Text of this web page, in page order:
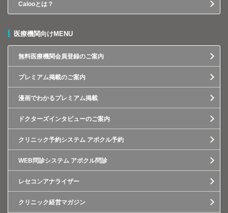
Calooとは？
医療機関向けMENU
無料医療機関会員登録のご案内
プレミアム掲載のご案内
漫画でわかるプレミアム掲載
ドクターズインタビューのご案内
クリニック予約システム アポクル予約
WEB問診システム アポクル問診
レセコンアナライザー
クリニック経営マガジン